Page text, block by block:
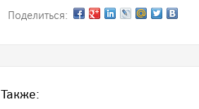
Поделиться:
Также: